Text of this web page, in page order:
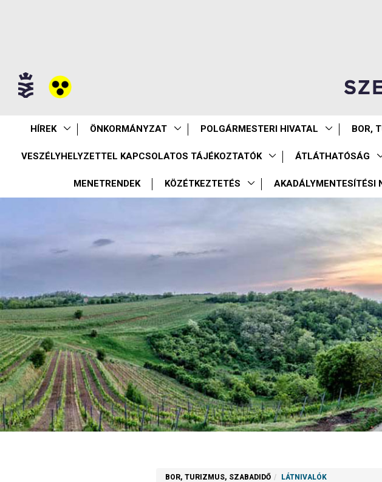
HÍREK ÖNKORMÁNYZAT POLGÁRMESTERI HIVATAL BOR,
VESZÉLYHELYZETTEL KAPCSOLATOS TÁJÉKOZTATÓK ÁTLÁTHATÓSÁG
MENETRENDEK KÖZÉTKEZTETÉS AKADÁLYMENTESÍTÉSI
BOR, TURIZMUS, SZABADIDŐ LÁTNIVALÓK